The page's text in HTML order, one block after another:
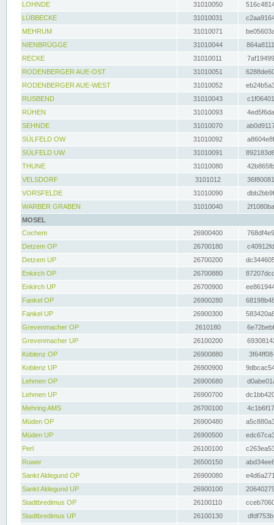
LOHNDE
31010050
LÜBBECKE
31010031
MEHRUM
31010071
NIENBRÜGGE
31010044
RECKE
31010011
RODENBERGER AUE-OST
31010051
RODENBERGER AUE-WEST
31010052
RUSBEND
31010043
RÜHEN
31010093
SEHNDE
31010070
SÜLFELD OW
31010092
SÜLFELD UW
31010091
THUNE
31010080
VELSDORF
3101012
VORSFELDE
31010090
WARBER GRABEN
31010040
MOSEL
Cochem
26900400
Detzem OP
26700180
Detzem UP
26700200
Enkirch OP
26700880
Enkirch UP
26700900
Fankel OP
26900280
Fankel UP
26900300
Grevenmacher OP
2610180
Grevenmacher UP
26100200
Koblenz OP
26900880
Koblenz UP
26900900
Lehmen OP
26900680
Lehmen UP
26900700
Mehring AMS
26700100
Müden OP
26900480
Müden UP
26900500
Perl
26100100
Ruwer
26500150
Sankt Aldegund OP
26900080
Sankt Aldegund UP
26900100
Stadtbredimus OP
26100110
Stadtbredimus UP
26100130